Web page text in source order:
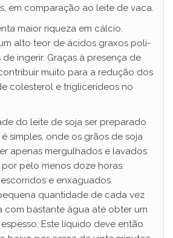
em comparação ao leite de vaca.
maior riqueza em cálcio.
alto teor de ácidos graxos poli-
ingerir. Graças à presença de
muito para a redução dos
colesterol e triglicerídeos no
do leite de soja ser preparado
simples, onde os grãos de soja
apenas mergulhados e lavados
pelo menos doze horas.
e enxaguados
quantidade de cada vez
com bastante água até obter um
Este líquido deve então